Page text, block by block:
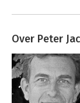
Over Peter